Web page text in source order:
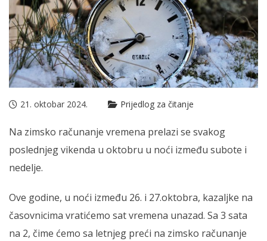
21. oktobar 2024. Prijedlog za čitanje
Na zimsko računanje vremena prelazi se svakog
poslednjeg vikenda u oktobru u noći između subote i
nedelje.
Ove godine, u noći između 26. i 27.oktobra, kazaljke na
časovnicima vratićemo sat vremena unazad. Sa 3 sata
na 2, čime ćemo sa letnjeg preći na zimsko računanje